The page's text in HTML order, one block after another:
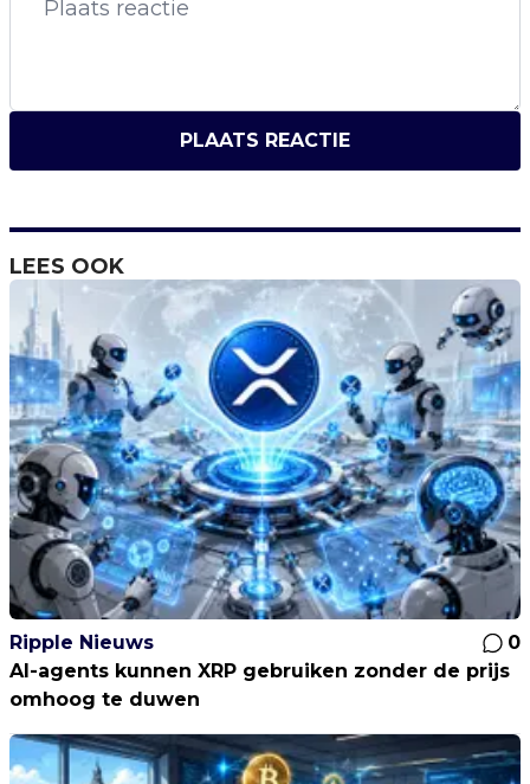
PLAATS REACTIE
LEES OOK
Ripple Nieuws
0
AI-agents kunnen XRP gebruiken zonder de prijs
omhoog te duwen